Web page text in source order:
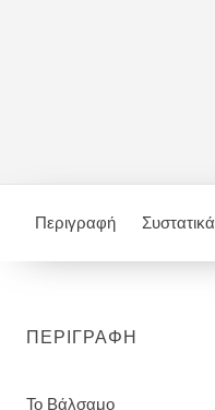
Περιγραφή Συστατικά
ΠΕΡΙΓΡΑΦΉ
Το Βάλσαμο